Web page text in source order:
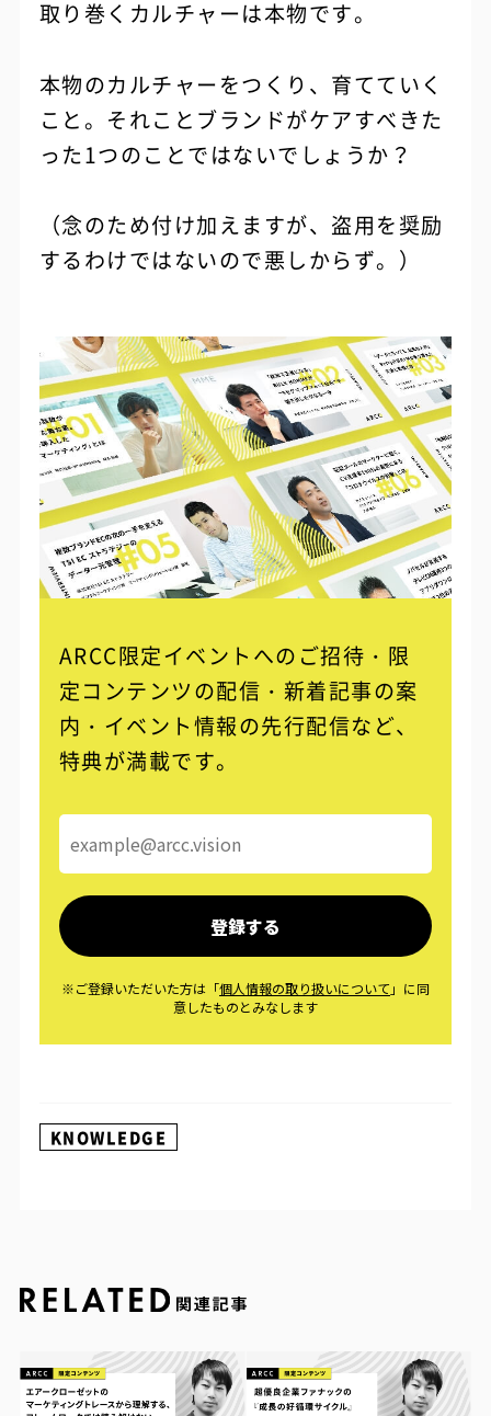
取り巻くカルチャーは本物です。
本物のカルチャーをつくり、育てていく
こと。それことブランドがケアすべきた
った1つのことではないでしょうか？
（念のため付け加えますが、盗用を奨励
するわけではないので悪しからず。）
ARCC限定イベントへのご招待・限
定コンテンツの配信・ 新着記事の案
内・イベント情報の先行配信など、
特典が満載です。
KNOWLEDGE